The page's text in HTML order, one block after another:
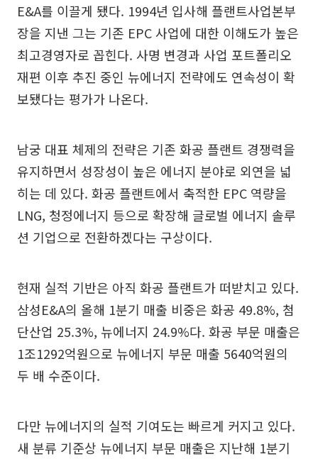
E&A를 이끌게 됐다. 1994년 입사해 플랜트사업본부
장을 지낸 그는 기존 EPC 사업에 대한 이해도가 높은
최고경영자로 꼽힌다. 사명 변경과 사업 포트폴리오
재편 이후 추진 중인 뉴에너지 전략에도 연속성이 확
보됐다는 평가가 나온다.
남궁 대표 체제의 전략은 기존 화공 플랜트 경쟁력을
유지하면서 성장성이 높은 에너지 분야로 외연을 넓
히는 데 있다. 화공 플랜트에서 축적한 EPC 역량을
LNG, 청정에너지 등으로 확장해 글로벌 에너지 솔루
션 기업으로 전환하겠다는 구상이다.
현재 실적 기반은 아직 화공 플랜트가 떠받치고 있다.
삼성E&A의 올해 1분기 매출 비중은 화공 49.8%, 첨
단산업 25.3%, 뉴에너지 24.9%다. 화공 부문 매출은
1조1292억원으로 뉴에너지 부문 매출 5640억원의
두 배 수준이다.
다만 뉴에너지의 실적 기여도는 빠르게 커지고 있다.
새 분류 기준상 뉴에너지 부문 매출은 지난해 1분기